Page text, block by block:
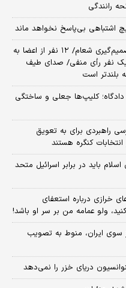
رانندگی
اشتباهی بی‌پاسخ نخواهد ماند
اظهارات جدید معاون پزشکیان درباره تصمیم‌گیری شعام/ ۱۲ نفر از اعضا به
یک نفر رأی منفی/ صدای طیف
بلندتر است
کلیپ‌ها جعلی و ساختگی
راهبردی برای به تعویق
کنگره هستند
باید در برابر اسرائیل متحد
خرازی درباره استعفای
ولو عمامه من بر سر او باشد!
سوی ایران، منوط به تصویب
دریای خزر را نمی‌دهد